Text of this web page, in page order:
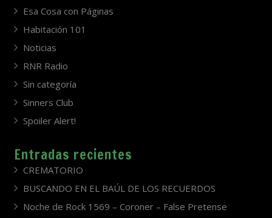
Esa Cosa con Páginas
Habitación 101
Noticias
RNR Radio
Sin categoría
Sinners Club
Spoiler Alert!
Entradas recientes
CREMATORIO
BUSCANDO EN EL BAÚL DE LOS RECUERDOS
Noche de Rock 1569 – Coroner – False Pretense